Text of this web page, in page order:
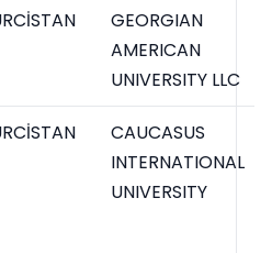
GEORGIAN
AMERICAN
UNIVERSITY LLC
CAUCASUS
INTERNATIONAL
UNIVERSITY